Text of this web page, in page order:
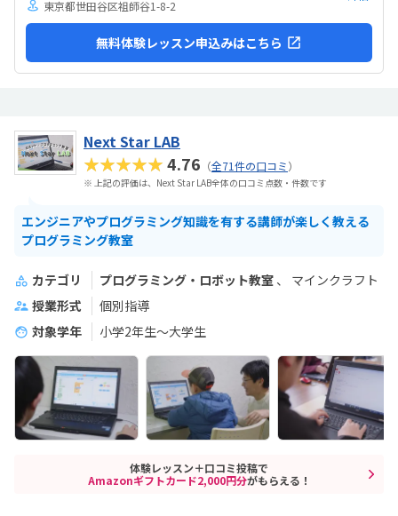
東京都世田谷区祖師谷1-8-2
無料体験レッスン申込みはこちら
Next Star LAB
★★★★★4.76 （全71件の口コミ）
※ 上記の評価は、Next Star LAB全体の口コミ点数・件数です
エンジニアやプログラミング知識を有する講師が楽しく教える
プログラミング教室
カテゴリ プログラミング・ロボット教室
マインクラフト
授業形式
個別指導
対象学年
小学2年生～大学生
体験レッスン＋口コミ投稿で
Amazonギフトカード2,000円分がもらえる！